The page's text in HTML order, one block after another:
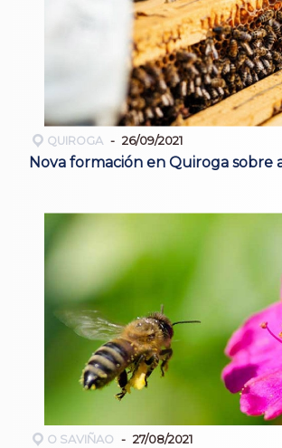
QUIROGA 26/09/2021
Nova formación en Quiroga sobre
O SAVIÑAO 27/08/2021